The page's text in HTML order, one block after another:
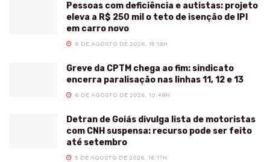
Pessoas com deficiência e autistas: projeto
eleva a R$ 250 mil o teto de isenção de IPI
em carro novo
6 DE AGOSTO DE 2026, 15:19H
Greve da CPTM chega ao fim: sindicato
encerra paralisação nas linhas 11, 12 e 13
6 DE AGOSTO DE 2026, 10:49H
Detran de Goiás divulga lista de motoristas
com CNH suspensa: recurso pode ser feito
até setembro
5 DE AGOSTO DE 2026, 16:17H